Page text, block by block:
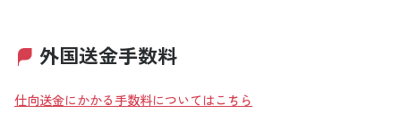
外国送金手数料
仕向送金にかかる手数料についてはこちら